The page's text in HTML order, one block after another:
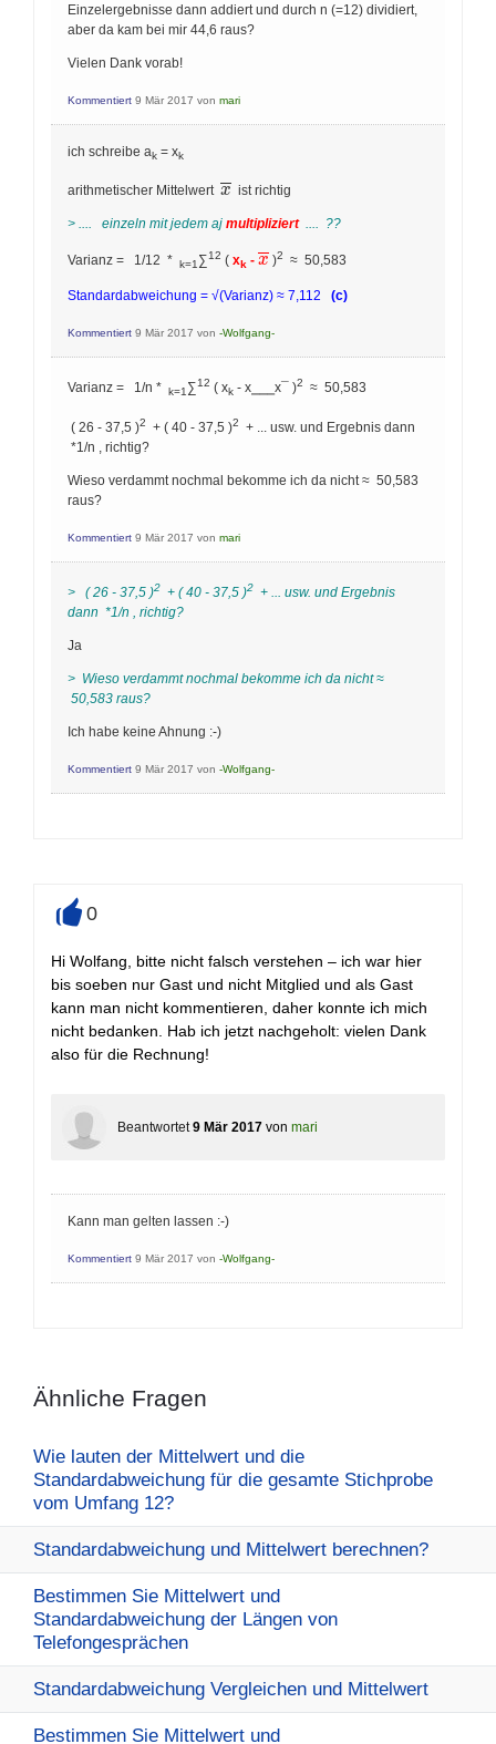
Einzelergebnisse dann addiert und durch n (=12) dividiert,
aber da kam bei mir 44,6 raus?
Vielen Dank vorab!
Kommentiert 9 Mär 2017 von mari
ich schreibe ak = xk
arithmetischer Mittelwert \overline{x}
x ist richtig
> .... einzeln mit jedem aj multipliziert .... ??
Varianz = 1/12 * k=1 ∑12 ( xk - \overline{x}
x )2 ≈ 50,583
Standardabweichung = √(Varianz) ≈ 7,112 (c)
Kommentiert 9 Mär 2017 von -Wolfgang-
Varianz = 1/n * k=1∑12 ( xk - x x¯ )2 ≈ 50,583
( 26 - 37,5 )2 + ( 40 - 37,5 )2 +
usw. und Ergebnis dann
*1/n , richtig?
Wieso verdammt nochmal bekomme ich da nicht ≈ 50,583
raus?
Kommentiert 9 Mär 2017 von mari
> ( 26 - 37,5 )2 + (40 - 37,5 )2 +
usw. und Ergebnis
dann *1/n , richtig?
Ja
> Wieso verdammt nochmal bekomme ich da nicht≈
50,583 raus?
Ich habe keine Ahnung :-)
Kommentiert 9 Mär 2017 von -Wolfgang-
0
Hi Wolfang, bitte nicht falsch verstehen – ich war hier
bis soeben nur Gast und nicht Mitglied und als Gast
kann man nicht kommentieren, daher konnte ich mich
nicht bedanken. Hab ich jetzt nachgeholt: vielen Dank
also für die Rechnung!
Beantwortet 9 Mär 2017 von mari
Kann man gelten lassen :-)
Kommentiert 9 Mär 2017 von -Wolfgang-
Ähnliche Fragen
Wie lauten der Mittelwert und die
Standardabweichung für die gesamte Stichprobe
vom Umfang 12?
Standardabweichung und Mittelwert berechnen?
Bestimmen Sie Mittelwert und
Standardabweichung der Längen von
Telefongesprächen
Standardabweichung Vergleichen und Mittelwert
Bestimmen Sie Mittelwert und